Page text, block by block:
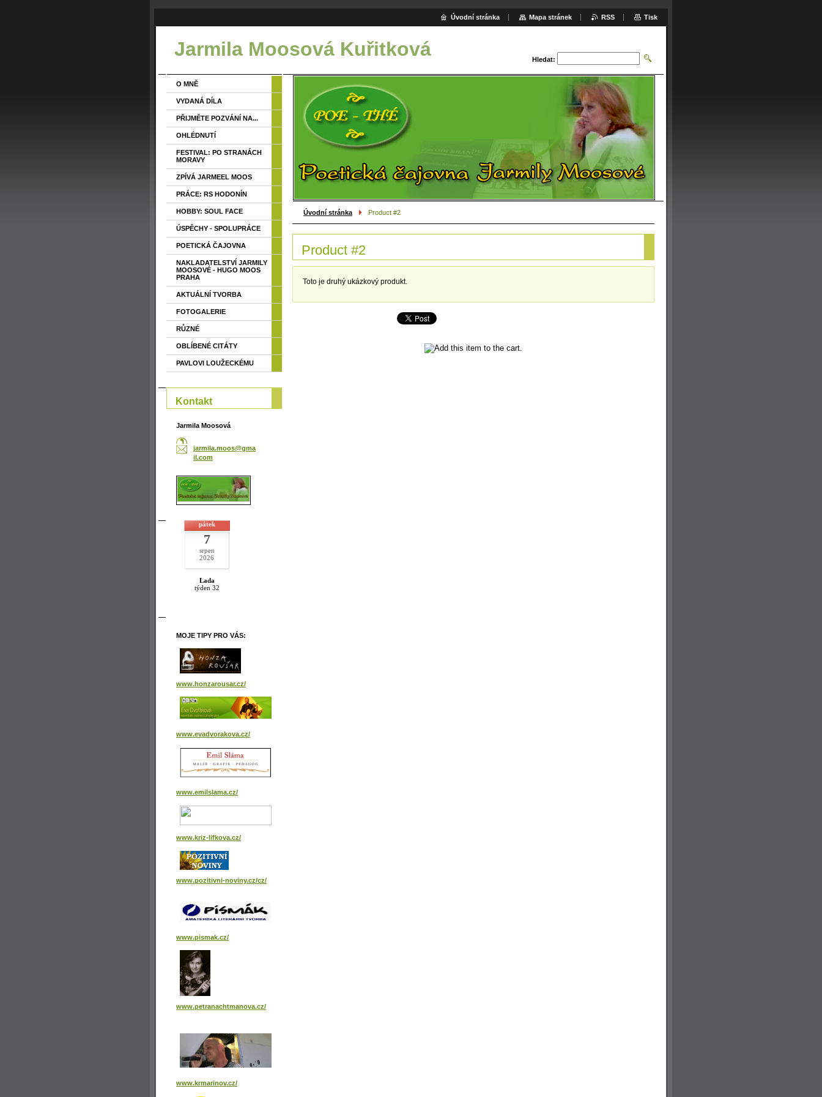
Jarmila Moosová Kuřitková Hledat:
Úvodní stránka Product #2
Product #2
Toto je druhý ukázkový produkt.
O MNĚ
VYDANÁ DÍLA
PŘIJMĚTE POZVÁNÍ NA...
OHLÉDNUTÍ
FESTIVAL: PO STRANÁCH
MORAVY
ZPÍVÁ JARMEEL MOOS
PRÁCE: RS HODONÍN
HOBBY: SOUL FACE
ÚSPĚCHY - SPOLUPRÁCE
POETICKÁ ČAJOVNA
NAKLADATELSTVÍ JARMILY
MOOSOVÉ - HUGO MOOS
PRAHA
AKTUÁLNÍ TVORBA
FOTOGALERIE
RŮZNÉ
OBLÍBENÉ CITÁTY
PAVLOVI LOUŽECKÉMU
Kontakt
Jarmila Moosová
jarmila.moos@gma
il.com
pátek
7
srpen
2026
Lada
týden 32
MOJE TIPY PRO VÁS:
www.honzarousar.cz/
www.evadvorakova.cz/
www.emilslama.cz/
www.kriz-lifkova.cz/
www.pozitivni-noviny.cz/cz/
www.pismak.cz/
www.petranachtmanova.cz/
www.krmarinov.cz/
Úvodní stránka Mapa stránek RSS Tisk